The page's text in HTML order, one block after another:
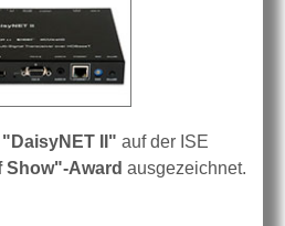
"DaisyNET II" auf der ISE
Show"-Award ausgezeichnet.